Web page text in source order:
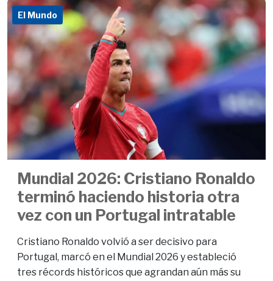
El Mundo
Mundial 2026: Cristiano Ronaldo
terminó haciendo historia otra
vez con un Portugal intratable
Cristiano Ronaldo volvió a ser decisivo para
Portugal, marcó en el Mundial 2026 y estableció
tres récords históricos que agrandan aún más su